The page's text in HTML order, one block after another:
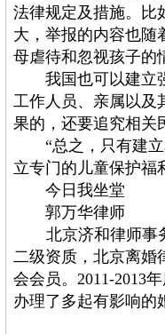
法律规定及措施。比
大，举报的内容也随
母虐待和忽视孩子的
我国也可以建立强
工作人员、亲属以及
果的，还要追究相关
“总之，只有建
立专门的儿童保护福
今日我坐堂
郭万华律师
北京济和律师事
二级资质，北京离婚
会会员。 2011-2013
办理了多起有影响的